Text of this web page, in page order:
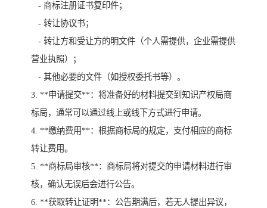
- 商标注册证书复印件；
- 转让协议书；
- 转让方和受让方的明文件（个人需提供，企业需提供
营业执照）；
- 其他必要的文件（如授权委托书等）。
3. **申请提交**：将准备好的材料提交到知识产权局商
标局，通常可以通过线上或线下方式进行申请。
4. **缴纳费用**：根据商标局的规定，支付相应的商标
转让费用。
5. **商标局审核**：商标局将对提交的申请材料进行审
核，确认无误后会进行公告。
6. **获取转让证明**：公告期满后，若无人提出异议，